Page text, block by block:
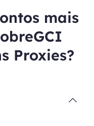
mais
Proxies?